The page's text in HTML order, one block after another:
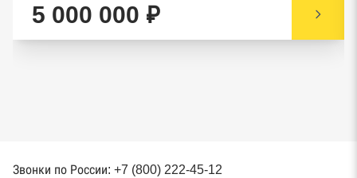
5 000 000 ₽
Звонки по России: +7 (800) 222-45-12